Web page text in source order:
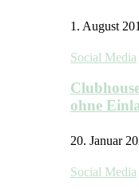
1. August
Social Media
ohne
20. Januar
Social Media